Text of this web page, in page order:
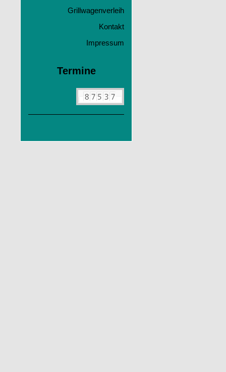
Grillwagenverleih
Kontakt
Impressum
Termine